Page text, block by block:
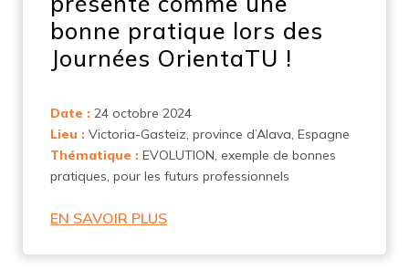
bonne pratique lors des
Journées OrientaTU !
Date : 24 octobre 2024
Lieu : Victoria-Gasteiz, province d’Alava, Espagne
Thématique : EVOLUTION, exemple de bonnes
pratiques, pour les futurs professionnels
EN SAVOIR PLUS